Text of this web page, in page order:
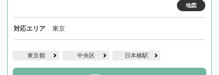
地図
対応エリア 東京
東京都 中央区 日本橋駅